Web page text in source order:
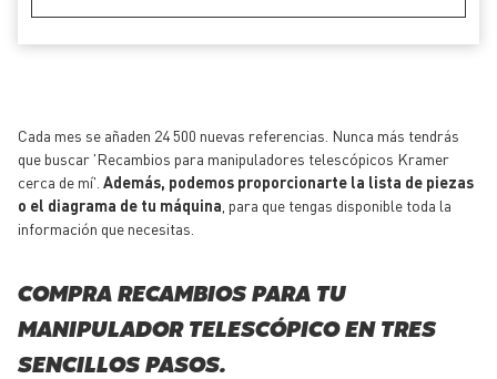
Cada mes se añaden 24 500 nuevas referencias. Nunca más tendrás
que buscar 'Recambios para manipuladores telescópicos Kramer
cerca de mí'. Además, podemos proporcionarte la lista de piezas
o el diagrama de tu máquina , para que tengas disponible toda la
información que necesitas.
COMPRA RECAMBIOS PARA TU
MANIPULADOR TELESCÓPICO EN TRES
SENCILLOS PASOS.